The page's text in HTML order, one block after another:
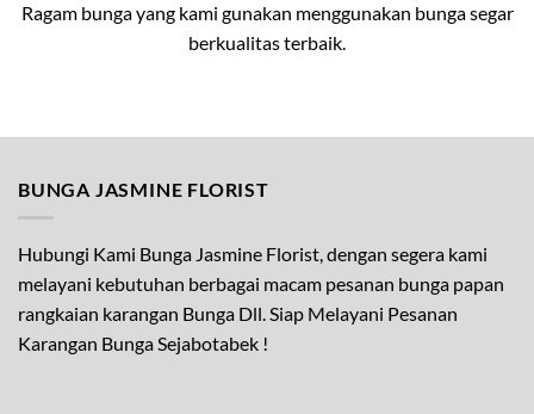
Ragam bunga yang kami gunakan menggunakan bunga segar
berkualitas terbaik.
BUNGA JASMINE FLORIST
Hubungi Kami Bunga Jasmine Florist, dengan segera kami
melayani kebutuhan berbagai macam pesanan bunga papan
rangkaian karangan Bunga Dll. Siap Melayani Pesanan
Karangan Bunga Sejabotabek !